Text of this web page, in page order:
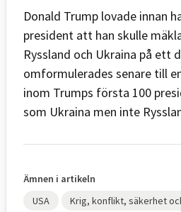
Donald Trump lovade innan
president att han skulle
Ryssland och Ukraina på ett
omformulerades senare till
inom Trumps första 100
som Ukraina men inte
Ämnen i artikeln
USA
Krig, konflikt, säkerhet